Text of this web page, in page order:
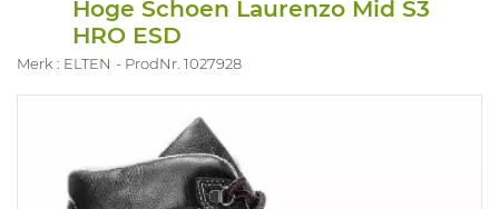
Hoge Schoen Laurenzo Mid S3
HRO ESD
Merk : ELTEN ProdNr. 1027928